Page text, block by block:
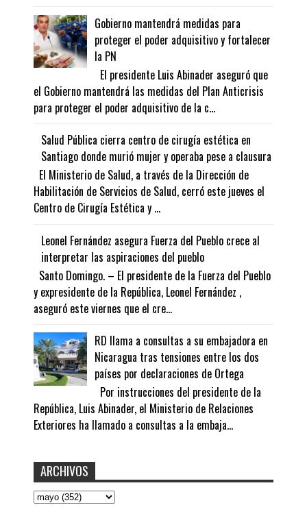
Gobierno mantendrá medidas para
proteger el poder adquisitivo y fortalecer
la PN
El presidente Luis Abinader aseguró que
el Gobierno mantendrá las medidas del Plan Anticrisis
para proteger el poder adquisitivo de la c...
Salud Pública cierra centro de cirugía estética en
Santiago donde murió mujer y operaba pese a clausura
El Ministerio de Salud, a través de la Dirección de
Habilitación de Servicios de Salud, cerró este jueves el
Centro de Cirugía Estética y ...
Leonel Fernández asegura Fuerza del Pueblo crece al
interpretar las aspiraciones del pueblo
Santo Domingo. – El presidente de la Fuerza del Pueblo
y expresidente de la República, Leonel Fernández ,
aseguró este viernes que el cre...
RD llama a consultas a su embajadora en
Nicaragua tras tensiones entre los dos
países por declaraciones de Ortega
Por instrucciones del presidente de la
República, Luis Abinader, el Ministerio de Relaciones
Exteriores ha llamado a consultas a la embaja...
ARCHIVOS